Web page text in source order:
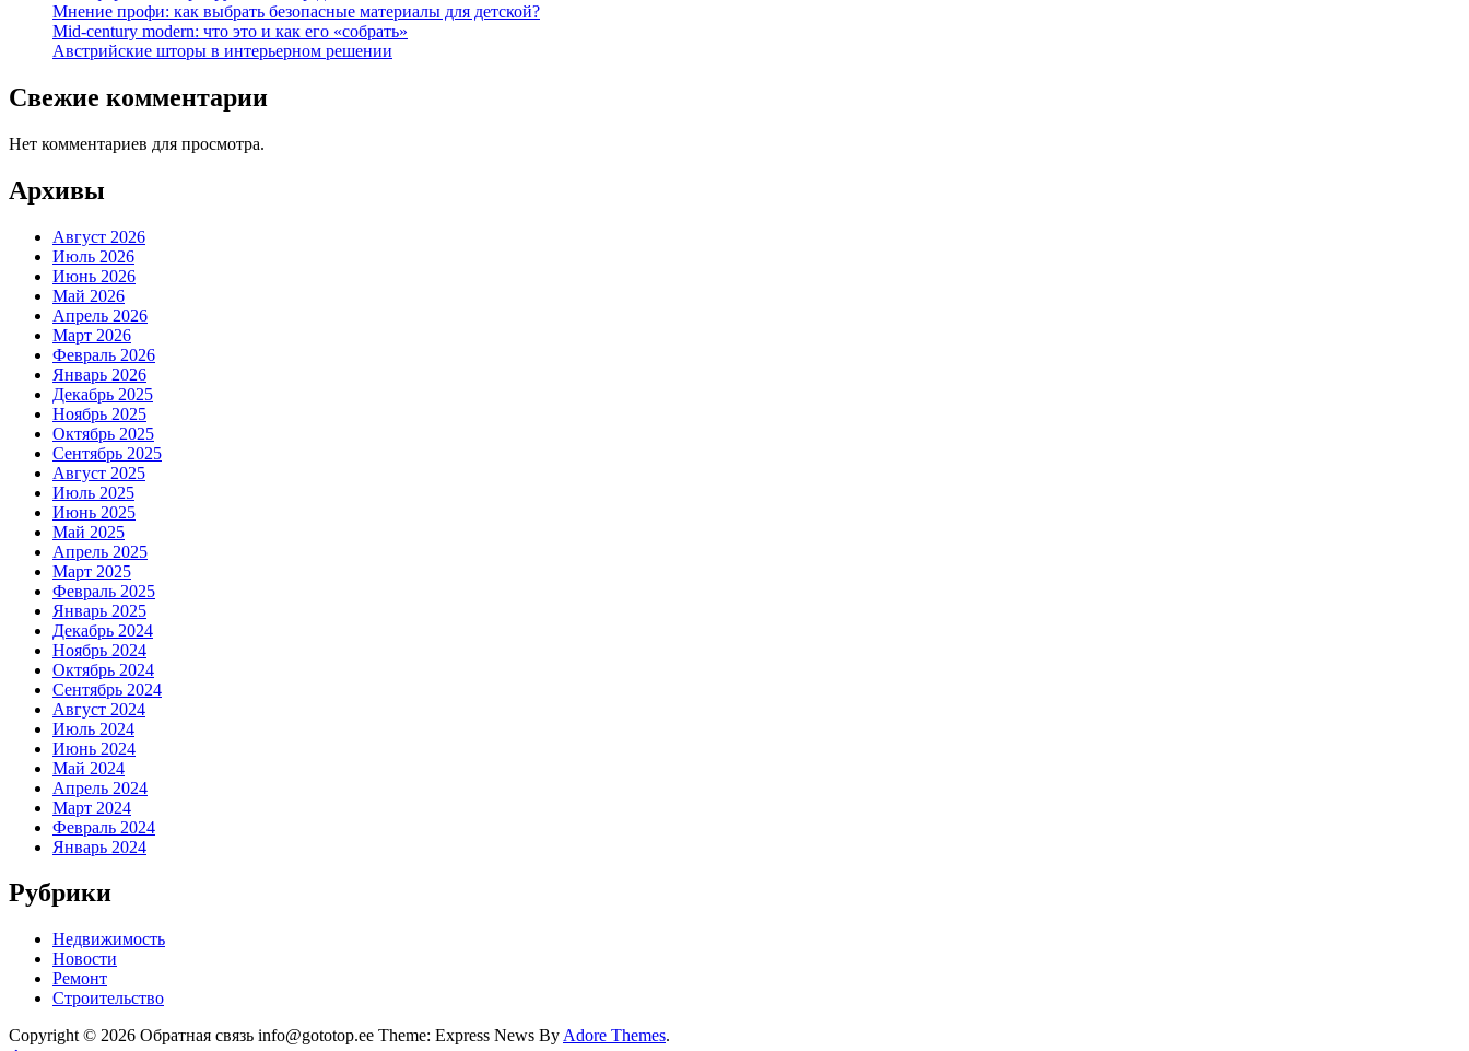
Мнение профи: как выбрать безопасные материалы для детской?
Mid-century modern: что это и как его «собрать»
Австрийские шторы в интерьерном решении
Свежие комментарии
Нет комментариев для просмотра.
Архивы
Август 2026
Июль 2026
Июнь 2026
Май 2026
Апрель 2026
Март 2026
Февраль 2026
Январь 2026
Декабрь 2025
Ноябрь 2025
Октябрь 2025
Сентябрь 2025
Август 2025
Июль 2025
Июнь 2025
Май 2025
Апрель 2025
Март 2025
Февраль 2025
Январь 2025
Декабрь 2024
Ноябрь 2024
Октябрь 2024
Сентябрь 2024
Август 2024
Июль 2024
Июнь 2024
Май 2024
Апрель 2024
Март 2024
Февраль 2024
Январь 2024
Рубрики
Недвижимость
Новости
Ремонт
Строительство
Copyright © 2026 Обратная связь info@gototop.ee Theme: Express News By Adore Themes.